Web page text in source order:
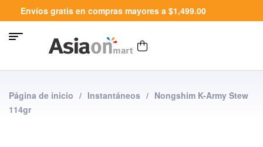
Envíos gratis en compras mayores a $1,499.00
Página de inicio / Instantáneos / Nongshim K-Army Stew
114gr